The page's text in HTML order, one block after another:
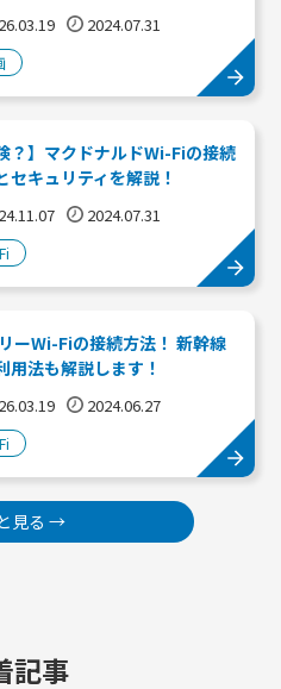
2024.07.31
？】マクドナルドWi-Fiの接続
セキュリティを解説！
2024.07.31
ーWi-Fiの接続方法！ 新幹線
用法も解説します！
2024.06.27
見る →
記事